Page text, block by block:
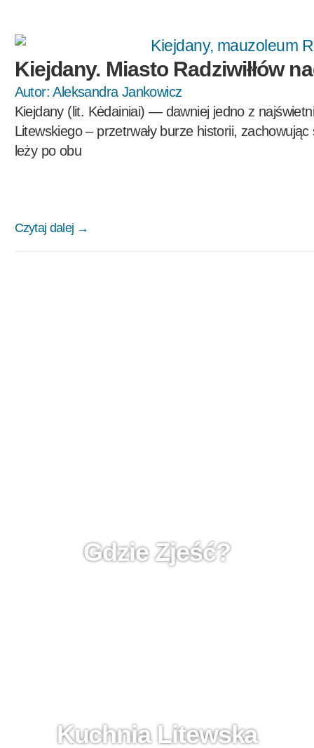
Kiejdany. Miasto Radziwiłłów
Autor: Aleksandra Jankowicz
Kiejdany (lit. Kėdainiai) — dawniej jedno z
Litewskiego – przetrwały burze historii,
leży po obu
Czytaj dalej →
Gdzie Zjeść?
Kuchnia Litewska